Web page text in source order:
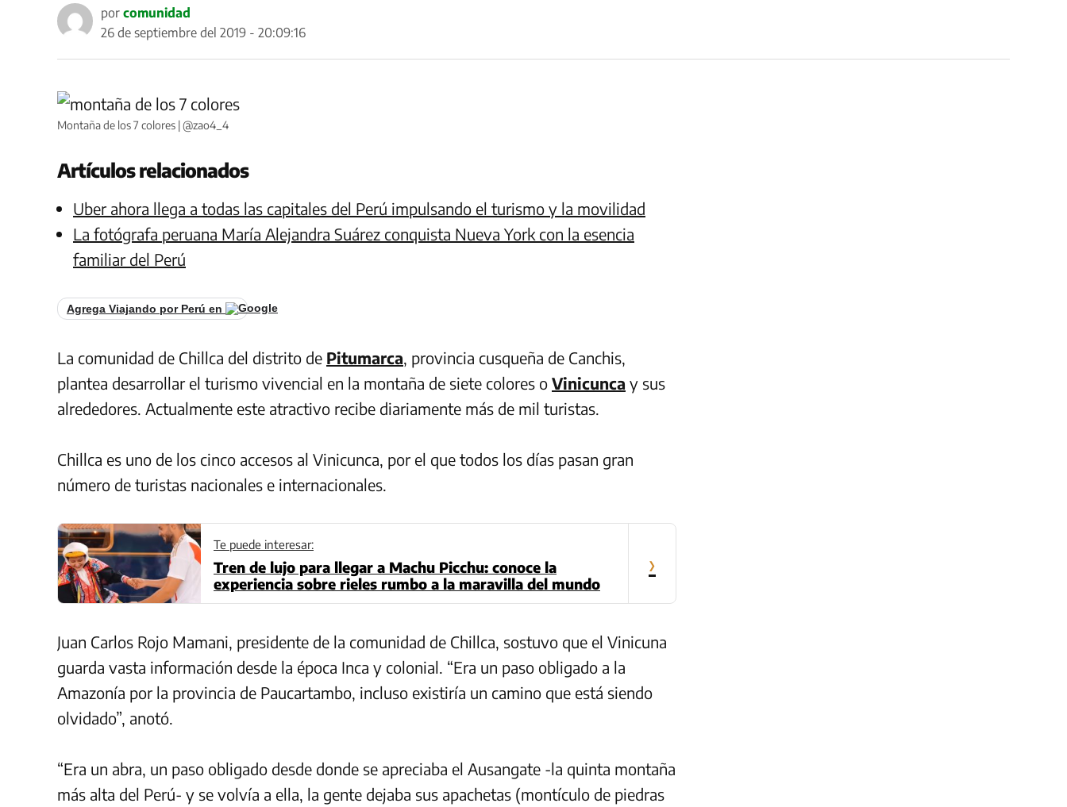
por comunidad
26 de septiembre del 2019 - 20:09:16
Montaña de los 7 colores | @zao4_4
Artículos relacionados
Uber ahora llega a todas las capitales del Perú impulsando el turismo y la movilidad
La fotógrafa peruana María Alejandra Suárez conquista Nueva York con la esencia
familiar del Perú
Agrega Viajando por Perú en
La comunidad de Chillca del distrito de Pitumarca, provincia cusqueña de Canchis,
plantea desarrollar el turismo vivencial en la montaña de siete colores o Vinicunca y sus
alrededores. Actualmente este atractivo recibe diariamente más de mil turistas.
Chillca es uno de los cinco accesos al Vinicunca, por el que todos los días pasan gran
número de turistas nacionales e internacionales.
Te puede interesar:
Tren de lujo para llegar a Machu Picchu: conoce la
experiencia sobre rieles rumbo a la maravilla del mundo
›
Juan Carlos Rojo Mamani, presidente de la comunidad de Chillca, sostuvo que el Vinicuna
guarda vasta información desde la época Inca y colonial. “Era un paso obligado a la
Amazonía por la provincia de Paucartambo, incluso existiría un camino que está siendo
olvidado”, anotó.
“Era un abra, un paso obligado desde donde se apreciaba el Ausangate -la quinta montaña
más alta del Perú- y se volvía a ella, la gente dejaba sus apachetas (montículo de piedras